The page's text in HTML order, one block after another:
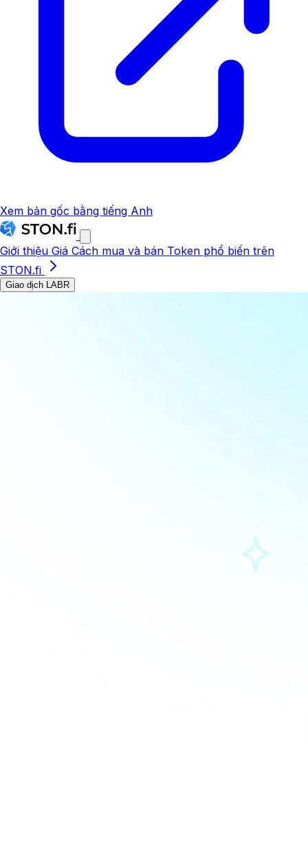
Xem bản gốc bằng tiếng Anh
Giới thiệu Giá Cách mua và bán Token phổ biến trên
STON.fi
Giao dịch LABR